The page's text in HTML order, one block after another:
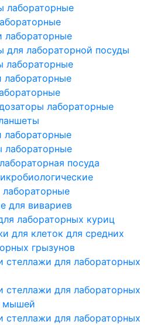
лабораторные
лабораторные
для лабораторной посуды
лабораторные
лабораторные
лабораторные
лабораторные
лабораторные
посуда
лабораторные
для вивариев
лабораторных куриц
для клеток для средних
грызунов
стеллажи для лабораторных
стеллажи для лабораторных
мышей
стеллажи для лабораторных